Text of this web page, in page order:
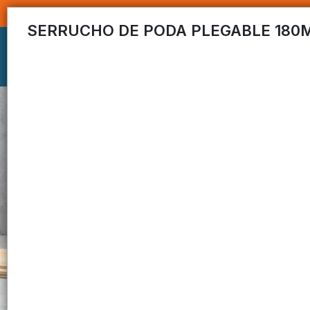
SERRUCHO DE PODA PLEGABLE